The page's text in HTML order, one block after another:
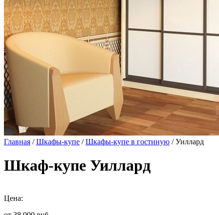
Главная /Шкафы-купе /Шкафы-купе в гостиную / Уиллард
Шкаф-купе Уиллард
Цена: